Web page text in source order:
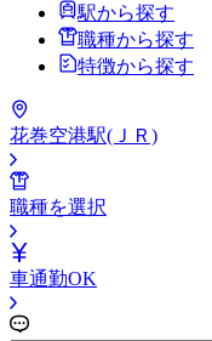
駅から探す
職種から探す
特徴から探す
花巻空港駅(ＪＲ)
職種を選択
車通勤OK